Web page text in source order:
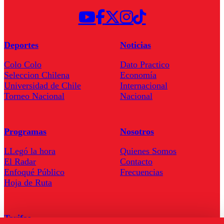
Deportes
Colo Colo
Seleccion Chilena
Universidad de Chile
Torneo Nacional
Noticias
Dato Practico
Economía
Internacional
Nacional
Programas
LLegó la hora
El Radar
Enfoqué Público
Hoja de Ruta
Nosotros
Quienes Somos
Contacto
Frecuencias
Tarifas